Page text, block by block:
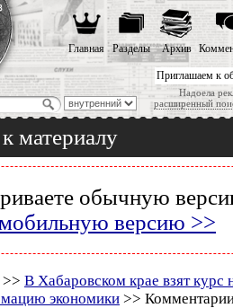
Приглашаем к
Надоела
расширенный
Главная Разделы Архив
материалу
обычную
версию >>
>> В Хабаровском крае взят
экономики >>